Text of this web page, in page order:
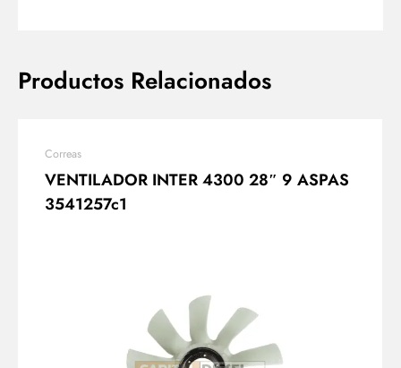
Productos Relacionados
Correas
VENTILADOR INTER 4300 28″ 9 ASPAS
3541257c1